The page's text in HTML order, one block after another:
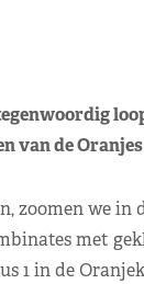
van de
zoomen we
met
1 in de